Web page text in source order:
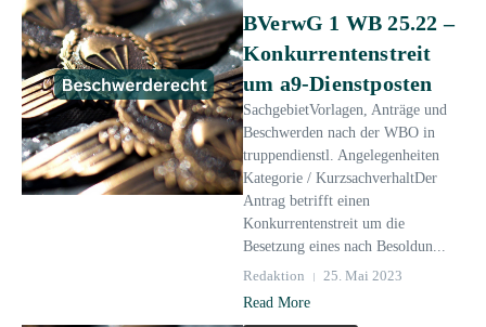
BVerwG 1 WB 25.22 –
Konkurrentenstreit
um a9-Dienstposten
SachgebietVorlagen, Anträge und
Beschwerden nach der WBO in
truppendienstl. Angelegenheiten
Kategorie / KurzsachverhaltDer
Antrag betrifft einen
Konkurrentenstreit um die
Besetzung eines nach Besoldun...
Redaktion
25. Mai 2023
Read More